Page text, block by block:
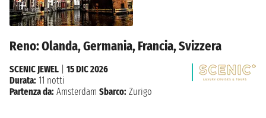
Reno: Olanda, Germania, Francia, Svizzera
SCENIC JEWEL
15 DIC 2026
Durata: 11 notti
Partenza da: Amsterdam Sbarco: Zurigo